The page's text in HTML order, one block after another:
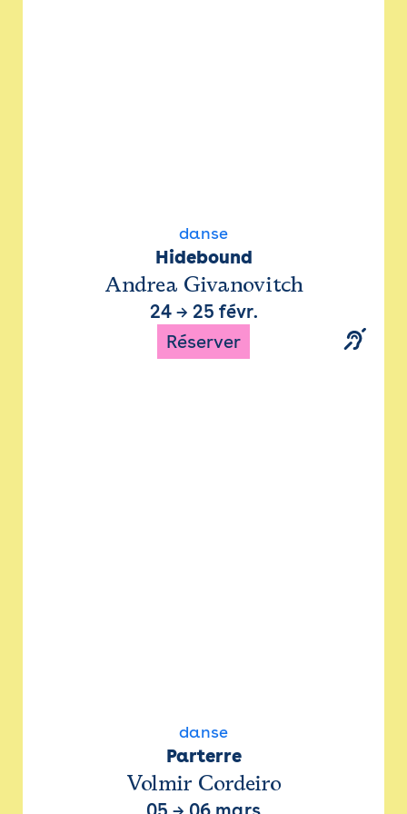
danse
Hidebound
Andrea Givanovitch
24→ 25 févr.
Réserver
danse
Parterre
Volmir Cordeiro